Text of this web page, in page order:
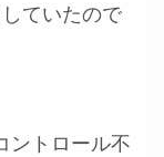
ていたので
ントロール不